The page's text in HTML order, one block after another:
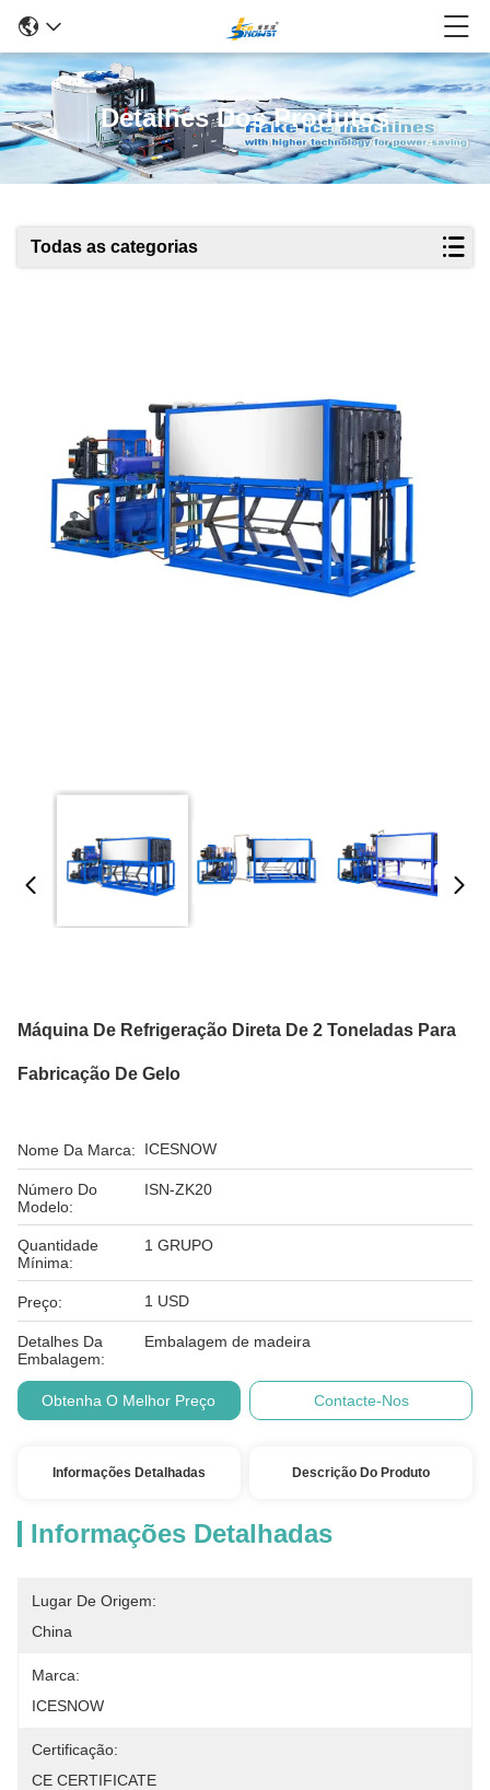
Detalhes Dos Produtos
Todas as categorias
Máquina De Refrigeração Direta De 2 Toneladas Para
Fabricação De Gelo
Nome Da Marca: ICESNOW
Número Do
Modelo:
ISN-ZK20
Quantidade
Mínima:
1 GRUPO
Preço: 1 USD
Detalhes Da
Embalagem:
Embalagem de madeira
Obtenha O Melhor Preço Contacte-Nos
Informações Detalhadas Descrição Do Produto
Informações Detalhadas
Lugar De Origem:
China
Marca:
ICESNOW
Certificação:
CE CERTIFICATE